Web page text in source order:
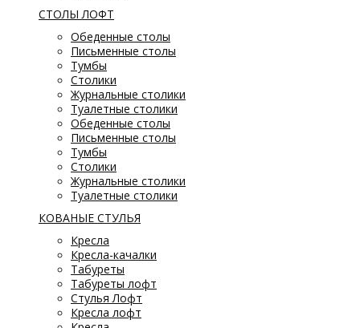
СТОЛЫ ЛОФТ
Обеденные столы
Письменные столы
Тумбы
Столики
Журнальные столики
Туалетные столики
Обеденные столы
Письменные столы
Тумбы
Столики
Журнальные столики
Туалетные столики
КОВАНЫЕ СТУЛЬЯ
Кресла
Кресла-качалки
Табуреты
Табуреты лофт
Стулья Лофт
Кресла лофт